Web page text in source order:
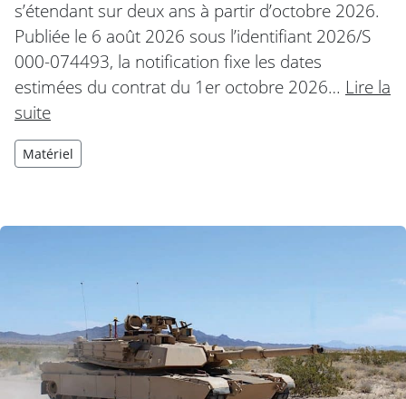
s’étendant sur deux ans à partir d’octobre 2026.
Publiée le 6 août 2026 sous l’identifiant 2026/S
000-074493, la notification fixe les dates
estimées du contrat du 1er octobre 2026… Lire la
suite
Matériel